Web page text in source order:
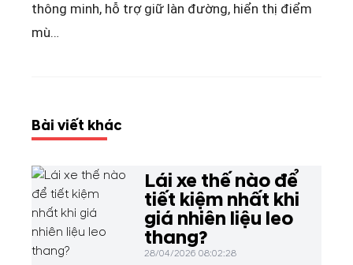
thông minh, hỗ trợ giữ làn đường, hiển thị điểm
mù…
Bài viết khác
Lái xe thế nào để
tiết kiệm nhất khi
giá nhiên liệu leo
thang?
28/04/2026 08:02:28